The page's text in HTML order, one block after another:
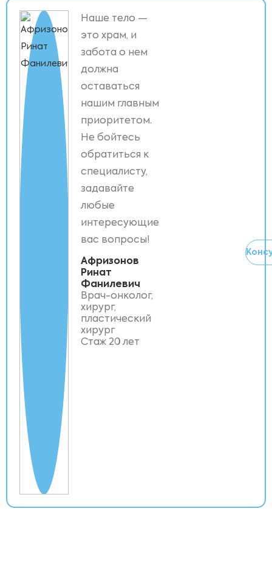
Наше тело —
это храм, и
забота о нем
должна
оставаться
нашим главным
приоритетом.
Не бойтесь
обратиться к
специалисту,
задавайте
любые
интересующие
вас вопросы!
Афризонов
Ринат
Фанилевич
Врач-онколог,
хирург,
пластический
хирург
Стаж 20 лет